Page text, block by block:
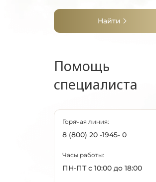
Найти
Помощь
специалиста
Горячая линия:
8 (800) 20 -1945- 0
Часы работы:
ПН-ПТ с 10:00 до 18:00